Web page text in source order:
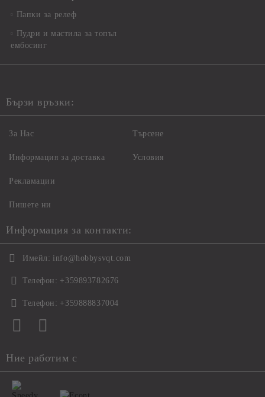
Папки за релеф
Пудри и мастила за топъл
ембосинг
Бързи връзки:
За Нас
Информация за доставка
Рекламации
Пишете ни
Търсене
Условия
Информация за контакти:
Имейл: info@hobbysvqt.com
Телефон: +359893782676
Телефон: +359888837004
Ние работим с